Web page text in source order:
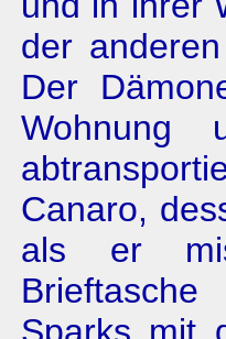
der
Der
Canaro,
als er